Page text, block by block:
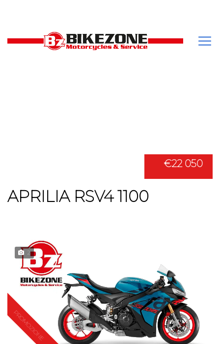
€22 050
APRILIA RSV4 1100
2